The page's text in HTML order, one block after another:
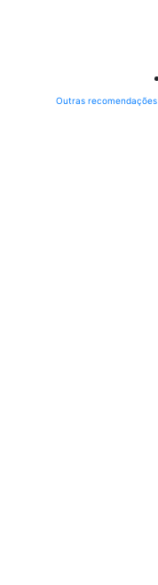
Outras recomendações